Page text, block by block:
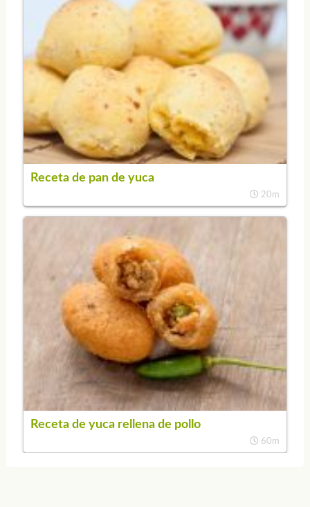
Receta de pan de yuca
20m
Receta de yuca rellena de pollo
60m